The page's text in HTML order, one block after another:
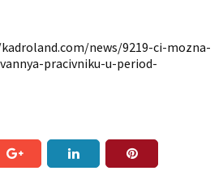
news/9219-ci-mozna-
pracivniku-u-period-